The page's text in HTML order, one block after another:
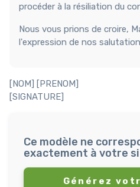
procéder à la résiliation du
Nous vous prions de croire,
l'expression de nos
[NOM] [PRENOM]
[SIGNATURE]
Ce modèle ne
exactement à votre
Générez